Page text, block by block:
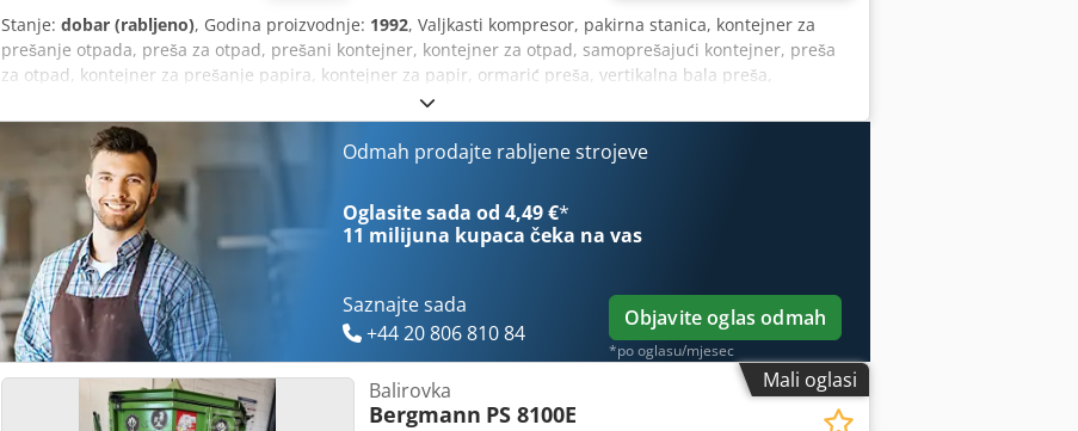
Stanje: dobar (rabljeno), Godina proizvodnje: 1992, Valjkasti kompresor, pakirna stanica, kontejner za
prešanje otpada, preša za otpad, prešani kontejner, kontejner za otpad, samoprešajući kontejner, preša
za otpad, kontejner za prešanje papira, kontejner za papir, ormarić preša, vertikalna bala preša,
smanjivač kartona, preša za papir u balama, rotirajući kompresor otpada - Proizvođač: Bergmann, preša
za papir u balama - Tip: PS 8100-38 - Kompresor za otpad: s rotirajućom jedinicom za zbijanje - Prednost:
Mogućnost kontinuiranog punjenja - Pogonska snaga: 2,02 kW Dcedpfexrpi Ajx Am Hok - Ulazni otvor:
1190/990/H670 mm - Volumen bale: 1 m³ - Transportne dimenzije: 1600/1200/H2200 mm - Težina: 898 kg
Odmah prodajte rabljene strojeve
Oglasite sada od 4,49 €*
11 milijuna kupaca čeka na vas
Saznajte sada
+44 20 806 810 84
Objavite oglas odmah
*po oglasu/mjesec
Mali oglasi
Balirovka
Bergmann PS 8100E